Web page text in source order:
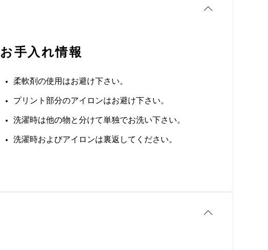
お手入れ情報
柔軟剤の使用はお避け下さい。
プリント部分のアイロンはお避け下さい。
洗濯時は他の物と分けて単独でお洗い下さい。
洗濯時およびアイロンは裏返してください。